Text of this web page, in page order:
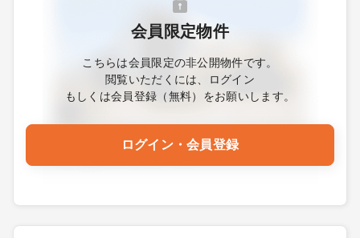
会員限定物件
こちらは会員限定の非公開物件です。
閲覧いただくには、ログイン
もしくは会員登録（無料）をお願いします。
ログイン・会員登録